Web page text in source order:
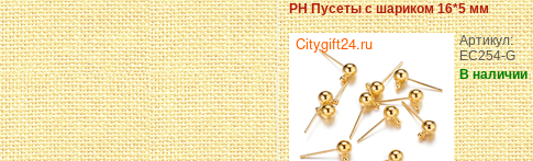
PH Пусеты с шариком 16*5 мм
Артикул:
EC254-G
В наличии